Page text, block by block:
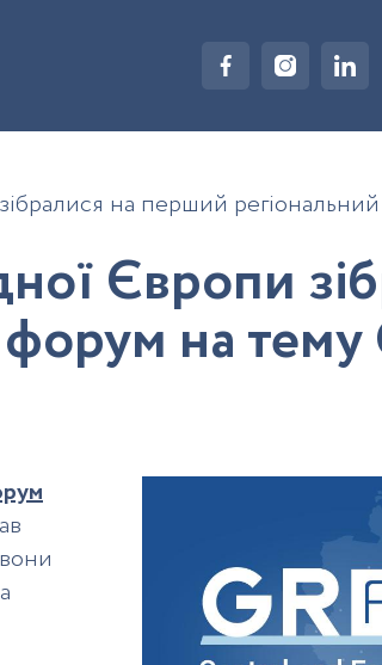
на перший
ноїЄвропи зіб
форум натему